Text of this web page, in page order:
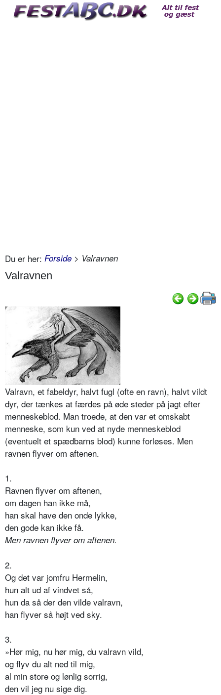
Du er her: Forside > Valravnen
Valravnen
Valravn, et fabeldyr, halvt fugl (ofte en ravn), halvt vildt
dyr, der tænkes at færdes på øde steder på jagt efter
menneskeblod. Man troede, at den var et omskabt
menneske, som kun ved at nyde menneskeblod
(eventuelt et spædbarns blod) kunne forløses. Men
ravnen flyver om aftenen.
1.
Ravnen flyver om aftenen,
om dagen han ikke må,
han skal have den onde lykke,
den gode kan ikke få.
Men ravnen flyver om aftenen.
2.
Og det var jomfru Hermelin,
hun alt ud af vindvet så,
hun da så der den vilde valravn,
han flyver så højt ved sky.
3.
»Hør mig, nu hør mig, du valravn vild,
og flyv du alt ned til mig,
al min store og lønlig sorrig,
den vil jeg nu sige dig.